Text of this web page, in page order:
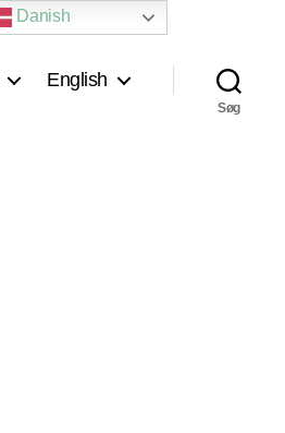
English
Søg
Danish